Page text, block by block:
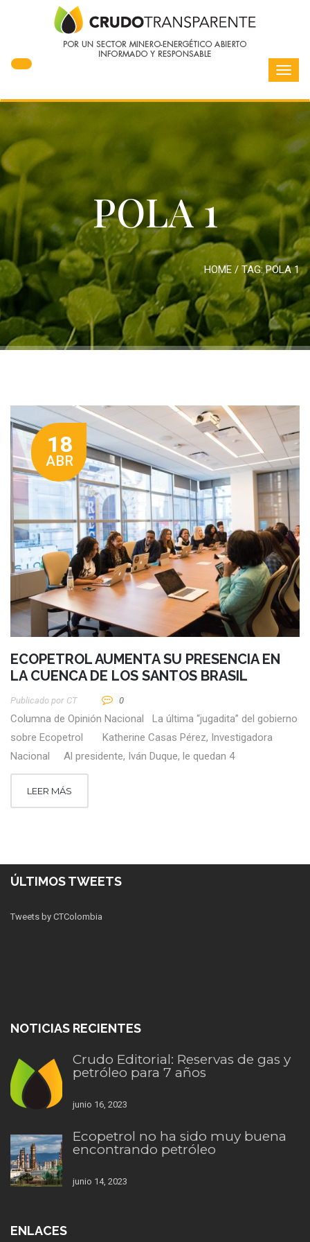
POLA 1
HOME/ TAG:POLA 1
18
ABR
ECOPETROL AUMENTA SU PRESENCIA EN
LA CUENCA DE LOS SANTOS BRASIL
Publicado por CT 0
Columna de Opinión Nacional La última “jugadita” del gobierno
sobre Ecopetrol Katherine Casas Pérez, Investigadora
Nacional Al presidente, Iván Duque, le quedan 4
LEER MÁS
ÚLTIMOS TWEETS
Tweets by CTColombia
NOTICIAS RECIENTES
Crudo Editorial: Reservas de gas y
petróleo para 7 años
junio 16, 2023
Ecopetrol no ha sido muy buena
encontrando petróleo
junio 14, 2023
ENLACES